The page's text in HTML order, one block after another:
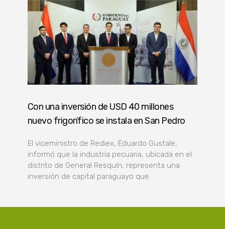
Con una inversión de USD 40 millones
nuevo frigorífico se instala en San Pedro
El viceministro de Rediex, Eduardo Gustale,
informó que la industria pecuaria, ubicada en el
distrito de General Resquín, representa una
inversión de capital paraguayo que